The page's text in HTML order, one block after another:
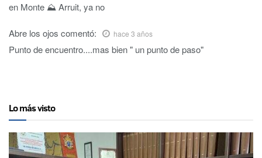
en Monte ⛰️ Arruit, ya no
Abre los ojos comentó: hace 3 años
Punto de encuentro....mas bien " un punto de paso"
Lo más visto